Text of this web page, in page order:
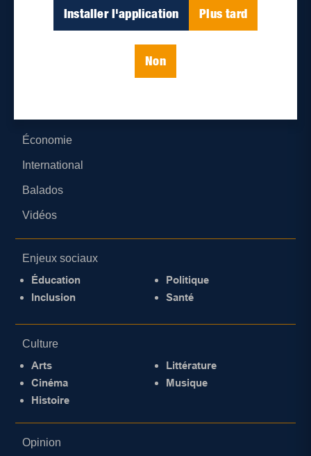
Installer l'application Plus tard
Non
Économie
International
Balados
Vidéos
Enjeux sociaux
Éducation
Inclusion
Politique
Santé
Culture
Arts
Cinéma
Histoire
Littérature
Musique
Opinion